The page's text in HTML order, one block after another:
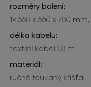
rozměry balení:
1x 660 x 660 x 780
délka kabelu:
textilní kabel 1,8 m
materiál:
ručně foukaný křišťál